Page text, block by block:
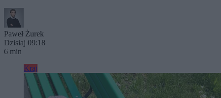
Paweł Żurek
Dzisiaj 09:18
6 min
Kraj